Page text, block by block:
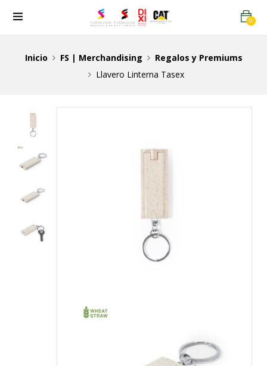
0
Inicio FS | Merchandising
Regalos y Premiums
Llavero Linterna Tasex